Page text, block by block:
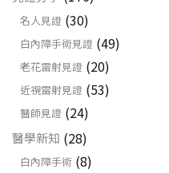
名人見證 (30)
白內障手術見證 (49)
老花雷射見證 (20)
近視雷射見證 (53)
醫師見證 (24)
醫學新知 (28)
白內障手術 (8)